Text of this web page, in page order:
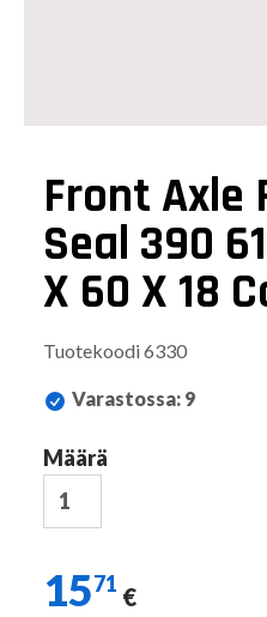
Front Axle
Seal 390
X 60 X 18
Tuotekoodi 6330
Varastossa: 9
Määrä
1571 €